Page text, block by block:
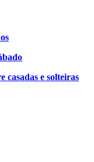
casadas e solteiras